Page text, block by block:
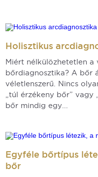
Holisztikus
Miért nélkülözhetetlen a
bőrdiagnosztika? A bőr
véletlenszerű. Nincs
„túl érzékeny bőr”
bőr mindig egy...
Egyféle bőrtípus
bőr